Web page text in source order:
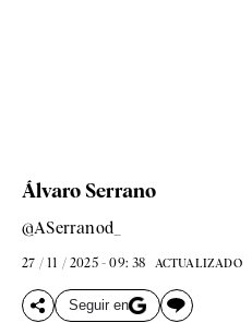
Álvaro Serrano
@ASerranod_
27 / 11 / 2025 - 09: 38 ACTUALIZADO
Seguir en